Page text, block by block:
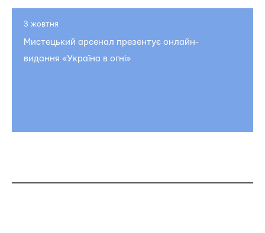
3 жовтня
Мистецький арсенал презентує онлайн-
видання «Україна в огні»